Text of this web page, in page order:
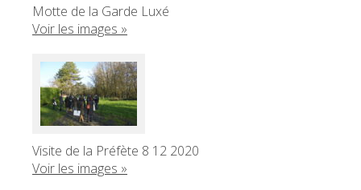
Motte de la Garde Luxé
Voir les images »
Visite de la Préfète 8 12 2020
Voir les images »